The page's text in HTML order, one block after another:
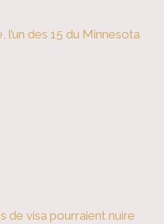
des 15 du Minnesota
de visa pourraient nuire